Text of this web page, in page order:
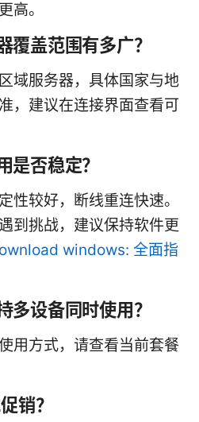
高。
盖范围有多广？
域服务器，具体国家与地
，建议在连接界面查看可
是否稳定？
性较好，断线重连快速。
到挑战，建议保持软件更
windows: 全面指
设备同时使用？
用方式，请查看当前套餐
销？